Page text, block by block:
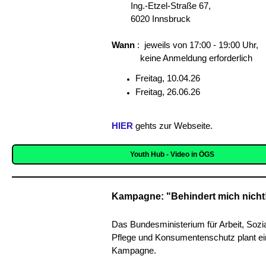
Ing.-Etzel-Straße 67,
6020 Innsbruck
Wann : jeweils von 17:00 - 19:00 Uhr,
keine Anmeldung erforderlich
Freitag, 10.04.26
Freitag, 26.06.26
HIER gehts zur Webseite.
Youth Hub - Video in ÖGS
Kampagne: "Behindert mich
Das Bundesministerium für Arbeit,
Pflege und Konsumentenschutz plant
Kampagne.